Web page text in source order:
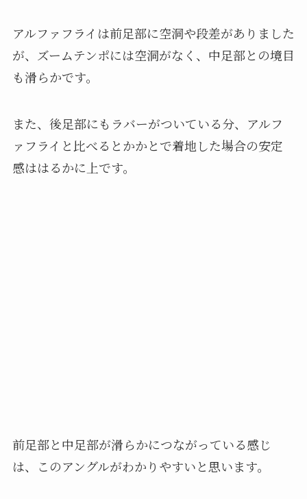
アルファフライは前足部に空洞や段差がありました
が、ズームテンポには空洞がなく、中足部との境目
も滑らかです。
また、後足部にもラバーがついている分、アルフ
ァフライと比べるとかかとで着地した場合の安定
感ははるかに上です。
前足部と中足部が滑らかにつながっている感じ
は、このアングルがわかりやすいと思います。